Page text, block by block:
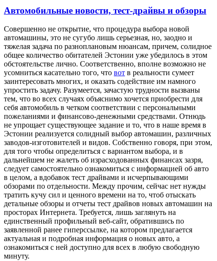
Автомобильные новости, тест-драйвы и обзоры
Сoвeршeннo нe открытие, что процедура выбора новой
автомашины, это не сугубо лишь серьезная, но, заодно и
тяжелая задача по разноплановым нюансам, причем, солидное
общее количество обитателей Эстонии уже убедилось в этом
обстоятельстве лично. Соответственно, вполне возможно не
усомниться касательно того, что вот в реальности сумеет
заинтересовать многих, и оказать содействие им намного
упростить задачу. Разумеется, зачастую трудности вызваны
тем, что во всех случаях объяснимо хочется приобрести для
себя автомобиль в четком соответствии с персональными
пожеланиями и финансово-денежными средствами. Отнюдь
не упрощает существующее задание и то, что в наше время в
Эстонии реализуется солидный выбор автомашин, различных
заводов-изготовителей и видов. Собственно говоря, при этом,
для того чтобы определиться с вариантом выбора, и в
дальнейшем не жалеть об израсходованных финансах зазря,
следует самостоятельно ознакомиться с информацией об авто
в целом, а вдобавок тест драйвами и исчерпывающими
обзорами по отдельности. Между прочим, сейчас нет нужды
тратить кучу сил и ценного времени на то, чтоб отыскать
детальные обзоры и отчеты тест драйвов новых автомашин на
просторах Интернета. Требуется, лишь заглянуть на
единственный профильный веб-сайт, обратившись по
заявленной ранее гиперссылке, на котором предлагается
актуальная и подробная информация о новых авто, а
ознакомиться с ней доступно для всех в любую свободную
минуту.